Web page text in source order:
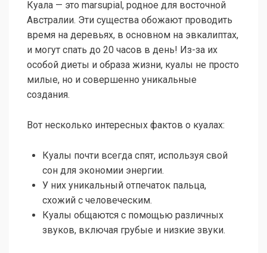
Куала — это marsupial, родное для восточной
Австралии. Эти существа обожают проводить
время на деревьях, в основном на эвкалиптах,
и могут спать до 20 часов в день! Из-за их
особой диеты и образа жизни, куалы не просто
милые, но и совершенно уникальные
создания.
Вот несколько интересных фактов о куалах:
Куалы почти всегда спят, используя свой
сон для экономии энергии.
У них уникальный отпечаток пальца,
схожий с человеческим.
Куалы общаются с помощью различных
звуков, включая грубые и низкие звуки.